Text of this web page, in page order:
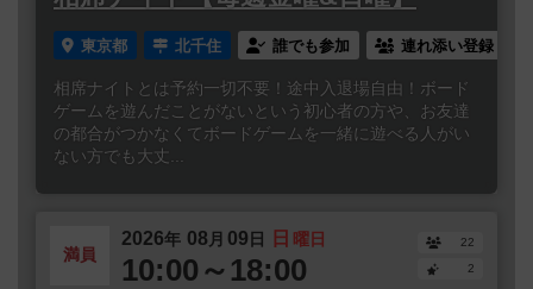
東京都 北千住 誰でも参加 連れ添い登録
相席ナイトとは予約一切不要！途中入退場自由！ボード
ゲームを遊んだことがないという初心者の方や、お友達
の都合がつかなくてボードゲームを一緒に遊べる人がい
ない方でも大丈...
満員
2026年 08 月 09日 日 曜日
10:00～18:00
22
2